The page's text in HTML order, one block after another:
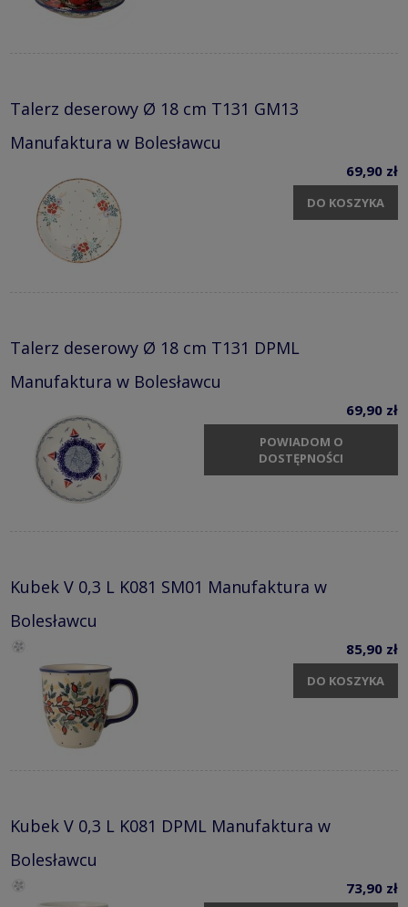
Talerz deserowy Ø 18 cm T131 GM13
Manufaktura w Bolesławcu
69,90 zł
DO KOSZYKA
Talerz deserowy Ø 18 cm T131 DPML
Manufaktura w Bolesławcu
69,90 zł
POWIADOM O
DOSTĘPNOŚCI
Kubek V 0,3 L K081 SM01 Manufaktura w
Bolesławcu
85,90 zł
DO KOSZYKA
Kubek V 0,3 L K081 DPML Manufaktura w
Bolesławcu
73,90 zł